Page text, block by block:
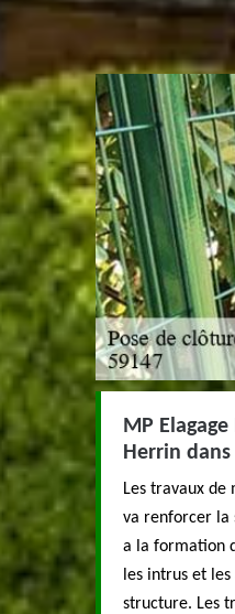
MP
Herrin dans
Les travaux de
va renforcer la
a la formation
les intrus et
structure. Les